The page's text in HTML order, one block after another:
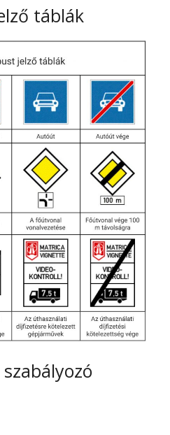
táblák